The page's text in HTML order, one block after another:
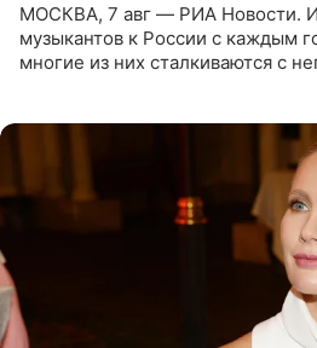
МОСКВА, 7 авг — РИА Новости.
музыкантов к России с каждым
многие из них сталкиваются с